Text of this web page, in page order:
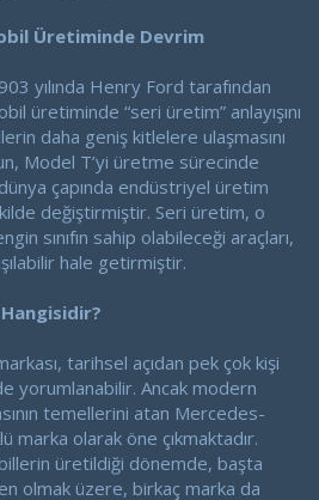
Üretiminde Devrim
yılında Henry Ford tarafından
üretiminde “seri üretim” anlayışını
daha geniş kitlelere ulaşmasını
Model T’yi üretme sürecinde
çapında endüstriyel üretim
değiştirmiştir. Seri üretim, o
sınıfın sahip olabileceği araçları,
hale getirmiştir.
tarihsel açıdan pek çok kişi
yorumlanabilir. Ancak modern
temellerini atan Mercedes-
marka olarak öne çıkmaktadır.
üretildiği dönemde, başta
olmak üzere, birkaç marka da